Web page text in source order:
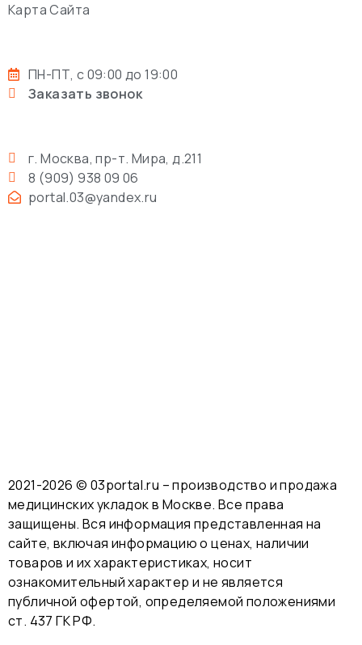
Карта Сайта
ПН-ПТ, с 09:00 до 19:00
Заказать звонок
г. Москва, пр-т. Мира, д.211
8 (909) 938 09 06
portal.03@yandex.ru
2021-2026 © 03portal.ru – производство и продажа
медицинских укладок в Москве. Все права
защищены. Вся информация представленная на
сайте, включая информацию о ценах, наличии
товаров и их характеристиках, носит
ознакомительный характер и не является
публичной офертой, определяемой положениями
ст. 437 ГК РФ.